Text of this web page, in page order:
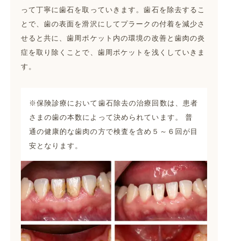
って丁寧に歯石を取っていきます。歯石を除去するこ
とで、歯の表面を滑沢にしてプラークの付着を減少さ
せると共に、歯周ポケット内の環境の改善と歯肉の炎
症を取り除くことで、歯周ポケットを浅くしていきま
す。
※保険診療において歯石除去の治療回数は、患者
さまの歯の本数によって決められています。 普
通の健康的な歯肉の方で検査を含め５～６回が目
安となります。